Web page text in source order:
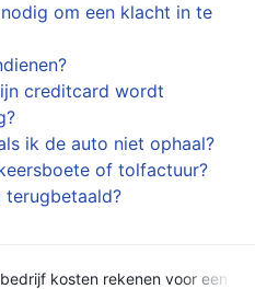
om een klacht in te
creditcard wordt
ik de auto niet ophaal?
of tolfactuur?
terugbetaald?
kosten rekenen voor een